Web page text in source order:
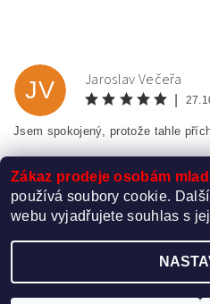
JV Jaroslav Večeřa
Jsem spokojený, protože tahle
Vytvořil
Zákaz prodeje osobám
používá soubory cookie.
webu vyjadřujete souhlas s